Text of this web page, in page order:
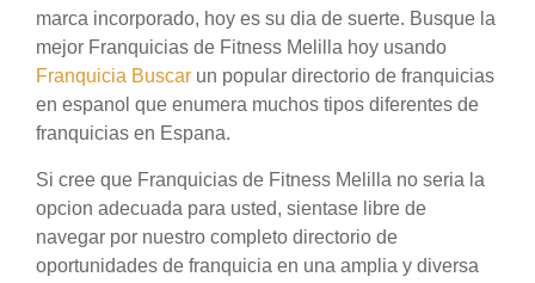
marca incorporado, hoy es su dia de suerte. Busque la
mejor Franquicias de Fitness Melilla hoy usando
Franquicia Buscar un popular directorio de franquicias
en espanol que enumera muchos tipos diferentes de
franquicias en Espana.
Si cree que Franquicias de Fitness Melilla no seria la
opcion adecuada para usted, sientase libre de
navegar por nuestro completo directorio de
oportunidades de franquicia en una amplia y diversa